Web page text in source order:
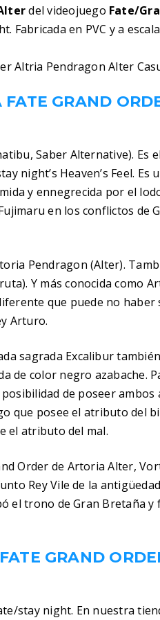
del videojuego Fate/
Fabricada en PVC y a
Altria Pendragon Alter
GRAND
Saber Alternative). Es
night’s Heaven’s Feel. Es
y ennegrecida por el
en los conflictos de
Pendragon (Alter).
Y más conocida como
que puede no
Arturo.
sagrada Excalibur
de color negro azabache.
de poseer
que posee el atributo del
el atributo del mal.
Order de Artoria Alter,
Rey Vile de la
el trono de Gran Bretaña y
GRAND
stay night. En nuestra